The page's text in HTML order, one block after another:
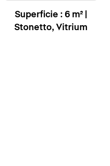
Superficie : 6 m² |
Stonetto, Vitrium